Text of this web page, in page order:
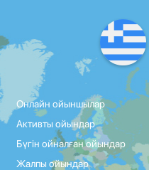
Онлайн ойыншылар
Активты ойындар
Бүгін ойналған ойындар
Жалпы ойындар